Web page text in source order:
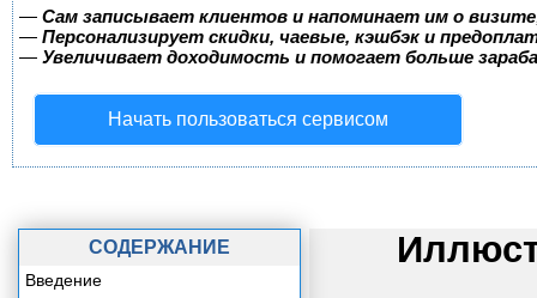
— Сам записывает клиентов и напоминает им о
— Персонализирует скидки, чаевые, кэшбэк и
— Увеличивает доходимость и помогает больше
Начать пользоваться сервисом
СОДЕРЖАНИЕ
Введение